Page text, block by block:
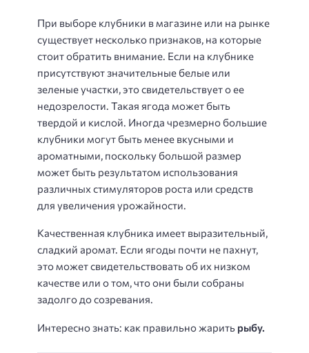
При выборе клубники в магазине или на рынке
существует несколько признаков, на которые
стоит обратить внимание. Если на клубнике
присутствуют значительные белые или
зеленые участки, это свидетельствует о ее
недозрелости. Такая ягода может быть
твердой и кислой. Иногда чрезмерно большие
клубники могут быть менее вкусными и
ароматными, поскольку большой размер
может быть результатом использования
различных стимуляторов роста или средств
для увеличения урожайности.
Качественная клубника имеет выразительный,
сладкий аромат. Если ягоды почти не пахнут,
это может свидетельствовать об их низком
качестве или о том, что они были собраны
задолго до созревания.
Интересно знать: как правильно жарить рыбу.